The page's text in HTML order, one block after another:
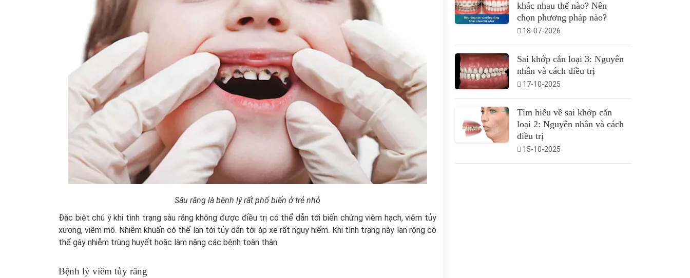
Sâu răng là bệnh lý rất phổ biến ở trẻ nhỏ
Đặc biệt chú ý khi tình trạng sâu răng không được điều trị có thể dẫn tới biến chứng viêm hạch, viêm tủy
xương, viêm mô. Nhiễm khuẩn có thể lan tới tủy dẫn tới áp xe rất nguy hiểm. Khi tình trạng này lan rộng có
thể gây nhiễm trùng huyết hoặc làm nặng các bệnh toàn thân.
Bệnh lý viêm tủy răng
khác nhau thế nào? Nên
chọn phương pháp nào?
18-07-2026
Sai khớp cắn loại 3: Nguyên
nhân và cách điều trị
17-10-2025
Tìm hiểu về sai khớp cắn
loại 2: Nguyên nhân và cách
điều trị
15-10-2025